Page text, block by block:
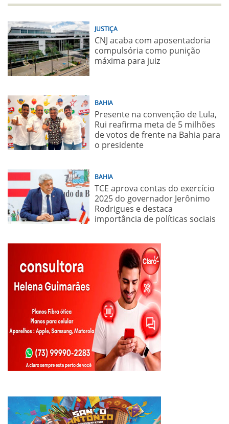
JUSTIÇA
CNJ acaba com aposentadoria
compulsória como punição
máxima para juiz
BAHIA
Presente na convenção de Lula,
Rui reafirma meta de 5 milhões
de votos de frente na Bahia para
o presidente
BAHIA
TCE aprova contas do exercício
2025 do governador Jerônimo
Rodrigues e destaca
importância de políticas sociais